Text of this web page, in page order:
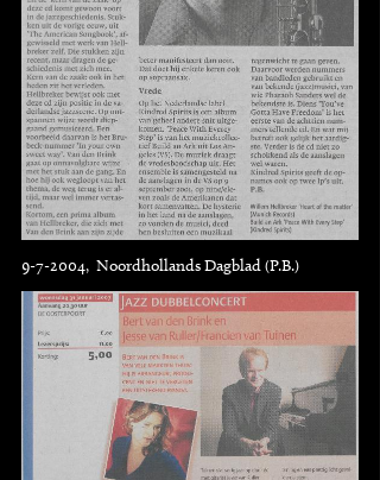
9-7-2004, Noordhollands Dagblad (P.B.)